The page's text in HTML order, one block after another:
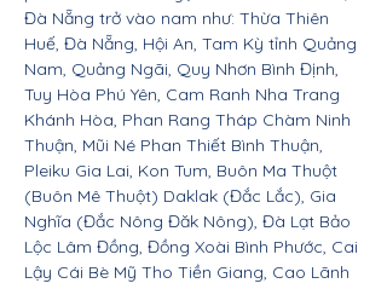
Đà Nẵng trở vào nam như: Thừa Thiên
Huế, Đà Nẵng, Hội An, Tam Kỳ tỉnh Quảng
Nam, Quảng Ngãi, Quy Nhơn Bình Định,
Tuy Hòa Phú Yên, Cam Ranh Nha Trang
Khánh Hòa, Phan Rang Tháp Chàm Ninh
Thuận, Mũi Né Phan Thiết Bình Thuận,
Pleiku Gia Lai, Kon Tum, Buôn Ma Thuột
(Buôn Mê Thuột) Daklak (Đắc Lắc), Gia
Nghĩa (Đắc Nông Đăk Nông), Đà Lạt Bảo
Lộc Lâm Đồng, Đồng Xoài Bình Phước, Cai
Lậy Cái Bè Mỹ Tho Tiền Giang, Cao Lãnh